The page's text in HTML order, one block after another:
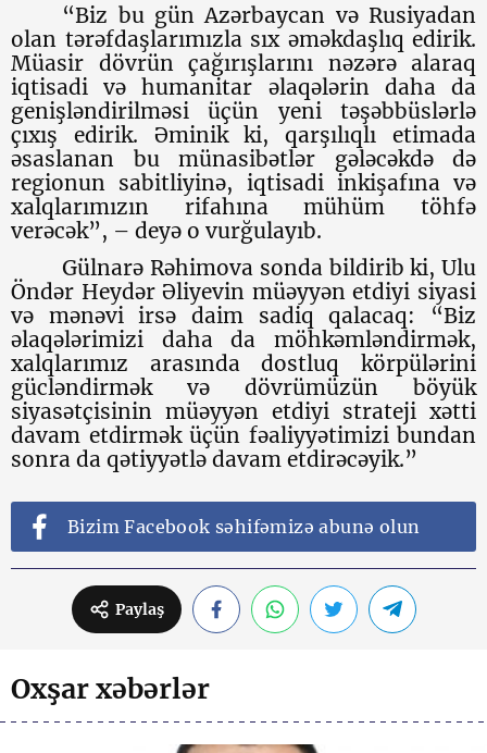
“Biz bu gün Azərbaycan və Rusiyadan
olan tərəfdaşlarımızla sıx əməkdaşlıq edirik.
Müasir dövrün çağırışlarını nəzərə alaraq
iqtisadi və humanitar əlaqələrin daha da
genişləndirilməsi üçün yeni təşəbbüslərlə
çıxış edirik. Əminik ki, qarşılıqlı etimada
əsaslanan bu münasibətlər gələcəkdə də
regionun sabitliyinə, iqtisadi inkişafına və
xalqlarımızın rifahına mühüm töhfə
verəcək”, – deyə o vurğulayıb.
Gülnarə Rəhimova sonda bildirib ki, Ulu
Öndər Heydər Əliyevin müəyyən etdiyi siyasi
və mənəvi irsə daim sadiq qalacaq: “Biz
əlaqələrimizi daha da möhkəmləndirmək,
xalqlarımız arasında dostluq körpülərini
gücləndirmək və dövrümüzün böyük
siyasətçisinin müəyyən etdiyi strateji xətti
davam etdirmək üçün fəaliyyətimizi bundan
sonra da qətiyyətlə davam etdirəcəyik.”
Bizim Facebook səhifəmizə abunə olun
Paylaş
Oxşar xəbərlər